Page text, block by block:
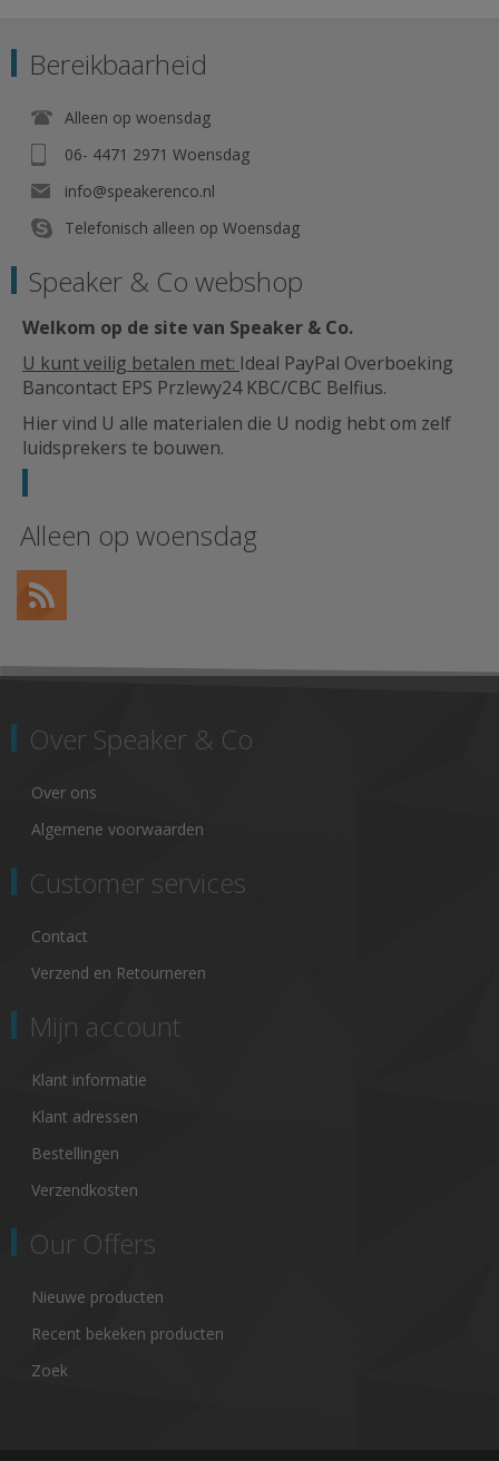
Bereikbaarheid
Alleen op woensdag
06- 4471 2971 Woensdag
info@speakerenco.nl
Telefonisch alleen op Woensdag
Speaker & Co webshop
Welkom op de site van Speaker & Co.
U kunt veilig betalen met: Ideal PayPal Overboeking
Bancontact EPS Przlewy24 KBC/CBC Belfius.
Hier vind U alle materialen die U nodig hebt om zelf
luidsprekers te bouwen.
Alleen op woensdag
Over Speaker & Co
Over ons
Algemene voorwaarden
Customer services
Contact
Verzend en Retourneren
Mijn account
Klant informatie
Klant adressen
Bestellingen
Verzendkosten
Our Offers
Nieuwe producten
Recent bekeken producten
Zoek